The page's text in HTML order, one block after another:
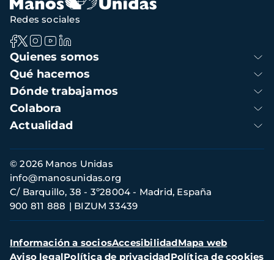
Navegación
principal
Quienes somos
Qué hacemos
Dónde trabajamos
Colabora
Actualidad
Redes sociales
Información
de
contacto
© 2026 Manos Unidas
C/ Barquillo, 38 - 3º28004 - Madrid, España
900 811 888
BIZUM 33439
info@manosunidas.org
Menú
secundario
Información a sociosAccesibilidadMapa web
Aviso legalPolítica de privacidadPolítica de cookies